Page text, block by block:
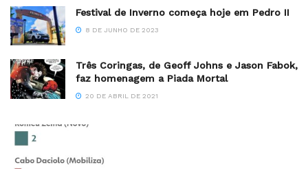
Festival de Inverno começa hoje em Pedro II
8 DE JUNHO DE 2023
Três Coringas, de Geoff Johns e Jason Fabok,
faz homenagem a Piada Mortal
20 DE ABRIL DE 2021